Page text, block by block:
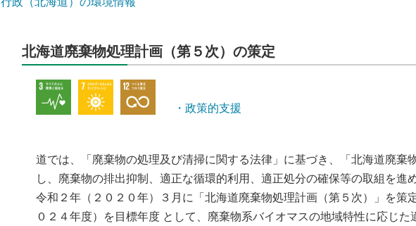
北海道廃棄物処理計画（第５次）の策定
・政策的支援
道では、「廃棄物の処理及び清掃に関する法律」に基づき、「北海道廃棄
し、廃棄物の排出抑制、適正な循環的利用、適正処分の確保等の取組を進
令和２年（２０２０年）３月に「北海道廃棄物処理計画（第５次）」を策
０２４年度）を目標年度 として、廃棄物系バイオマスの地域特性に応じた